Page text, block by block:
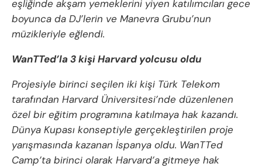
eşliğinde akşam yemeklerini yiyen katılımcıları gece
boyunca da DJ’lerin ve Manevra Grubu’nun
müzikleriyle eğlendi.
WanTTed’la 3 kişi Harvard yolcusu oldu
Projesiyle birinci seçilen iki kişi Türk Telekom
tarafından Harvard Üniversitesi’nde düzenlenen
özel bir eğitim programına katılmaya hak kazandı.
Dünya Kupası konseptiyle gerçekleştirilen proje
yarışmasında kazanan İspanya oldu. WanTTed
Camp’ta birinci olarak Harvard’a gitmeye hak